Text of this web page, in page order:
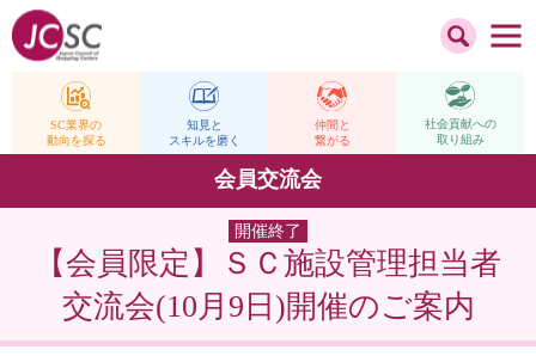
SC業界の
動向を探る
知見と
スキルを磨く
仲間と
繋がる
社会貢献への
取り組み
会員交流会
開催終了
【会員限定】ＳＣ施設管理担当者
交流会(10月9日)開催のご案内